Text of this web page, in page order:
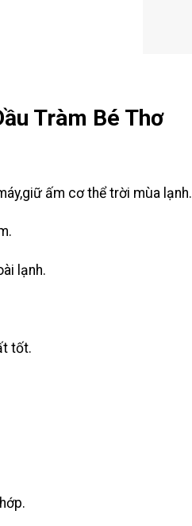
Tràm Bé Thơ
ấm cơ thể trời mùa lạnh.
lạnh.
tốt.